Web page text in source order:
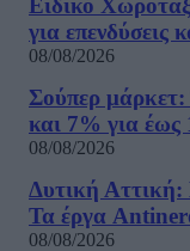
Ειδικό
για επενδύσεις
08/08/2026
Σούπερ μάρκετ:
και 7% για έως
08/08/2026
Δυτική Αττική:
Τα έργα
08/08/2026